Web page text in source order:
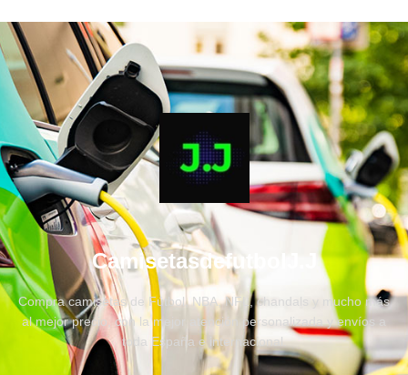
CamisetasdefutbolJ.J
Compra camisetas de Fútbol, NBA, NFL, chandals y mucho más
al mejor precio, con la mejor atención personalizada y envíos a
toda España e internacional.